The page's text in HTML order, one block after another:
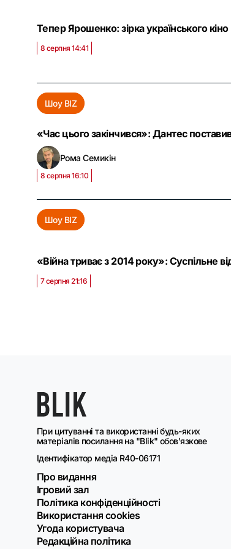
Тепер Ярошенко: зірка українського
8 серпня 14:41
Шоу BIZ
«Час цього закінчився»: Дантес
Рома Семикін
8 серпня 16:10
Шоу BIZ
«Війна триває з 2014 року»: Суспільне
7 серпня 21:16
При цитуванні та використанні будь-яких
матеріалів посилання на "Blik" обов'язкове
Ідентифікатор медіа R40-06171
Про видання
Ігровий зал
Політика конфіденційності
Використання cookies
Угода користувача
Редакційна політика